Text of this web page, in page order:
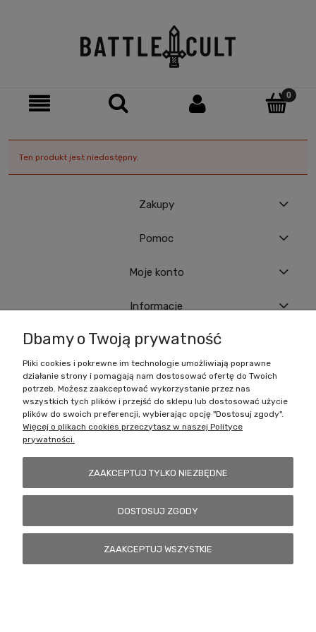
Ten produkt jest niedostępny.
Zakupy
Pomoc
Moje konto
Informacje
Battlecult | ul. Benedykta Dybowskiego 45/7, 41-208 Sosnowiec, woj.
śląskie | Email:kontakt@battlecult.plTel.: 669966242 | NIP:
6443563610 REGON: 520502331
POKAŻ PEŁNĄ WERSJĘ STRONY
Dbamy o Twoją prywatność
Pliki cookies i pokrewne im technologie umożliwiają poprawne
działanie strony i pomagają nam dostosować ofertę do Twoich
potrzeb. Możesz zaakceptować wykorzystanie przez nas
wszystkich tych plików i przejść do sklepu lub dostosować użycie
plików do swoich preferencji, wybierając opcję "Dostosuj zgody".
Więcej o plikach cookies przeczytasz w naszej Polityce
prywatności.
ZAAKCEPTUJ TYLKO NIEZBĘDNE
DOSTOSUJ ZGODY
ZAAKCEPTUJ WSZYSTKIE